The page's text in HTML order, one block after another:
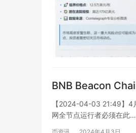
BNB Beacon
【2024-04-03 21:49】4
网全节点运行者必须在此…